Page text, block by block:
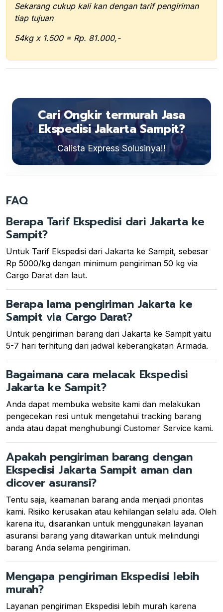
Sekarang cukup kali kan dengan tarif pengiriman
tiap tujuan
54kg x 1.500 = Rp. 81.000,-
Cari Ongkir termurah Jasa
Ekspedisi Jakarta Sampit?
Calista Express Solusinya!!
FAQ
Berapa Tarif Ekspedisi dari Jakarta ke
Sampit?
Untuk Tarif Ekspedisi dari Jakarta ke Sampit, sebesar
Rp 5000/kg dengan minimum pengiriman 50 kg via
Cargo Darat dan laut.
Berapa lama pengiriman Jakarta ke
Sampit via Cargo Darat?
Untuk pengiriman barang dari Jakarta ke Sampit yaitu
5-7 hari terhitung dari jadwal keberangkatan Armada.
Bagaimana cara melacak Ekspedisi
Jakarta ke Sampit?
Anda dapat membuka website kami dan melakukan
pengecekan resi untuk mengetahui tracking barang
anda atau dapat menghubungi Customer Service kami.
Apakah pengiriman barang dengan
Ekspedisi Jakarta Sampit aman dan
dicover asuransi?
Tentu saja, keamanan barang anda menjadi prioritas
kami. Risiko kerusakan atau kehilangan selalu ada. Oleh
karena itu, disarankan untuk menggunakan layanan
asuransi barang yang ditawarkan untuk melindungi
barang Anda selama pengiriman.
Mengapa pengiriman Ekspedisi lebih
murah?
Layanan pengiriman Ekspedisi lebih murah karena